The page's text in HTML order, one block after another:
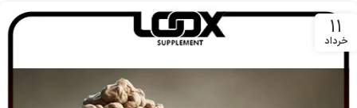
11
خرداد